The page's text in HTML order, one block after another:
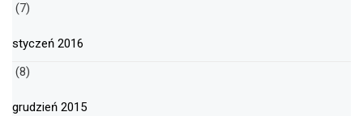
(7)
styczeń 2016
(8)
grudzień 2015